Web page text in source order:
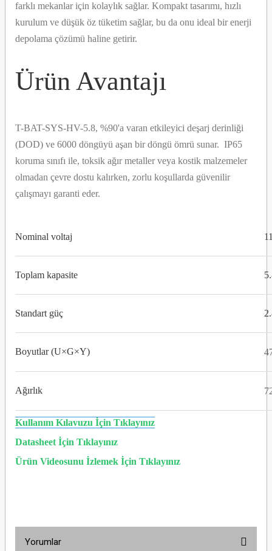
farklı mekanlar için kolaylık sağlar. Kompakt tasarımı, hızlı
kurulum ve düşük öz tüketim sağlar, bu da onu ideal bir enerji
depolama çözümü haline getirir.
Ürün Avantajı
T-BAT-SYS-HV-5.8, %90'a varan etkileyici deşarj derinliği
(DOD) ve 6000 döngüyü aşan bir döngü ömrü sunar. IP65
koruma sınıfı ile, toksik ağır metaller veya kostik malzemeler
olmadan çevre dostu kalırken, zorlu koşullarda güvenilir
çalışmayı garanti eder.
Nominal voltaj
Toplam kapasite
Standart güç
Boyutlar (U×G×Y)
Ağırlık
Kullanım Kılavuzu İçin Tıklayınız
Datasheet İçin Tıklayınız
Ürün Videosunu İzlemek İçin Tıklayınız
Yorumlar